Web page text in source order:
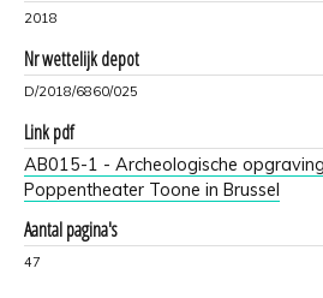
2018
Nr wettelijk depot
D/2018/6860/025
Link pdf
AB015-1 - Archeologische
Poppentheater Toone in Brussel
Aantal pagina's
47